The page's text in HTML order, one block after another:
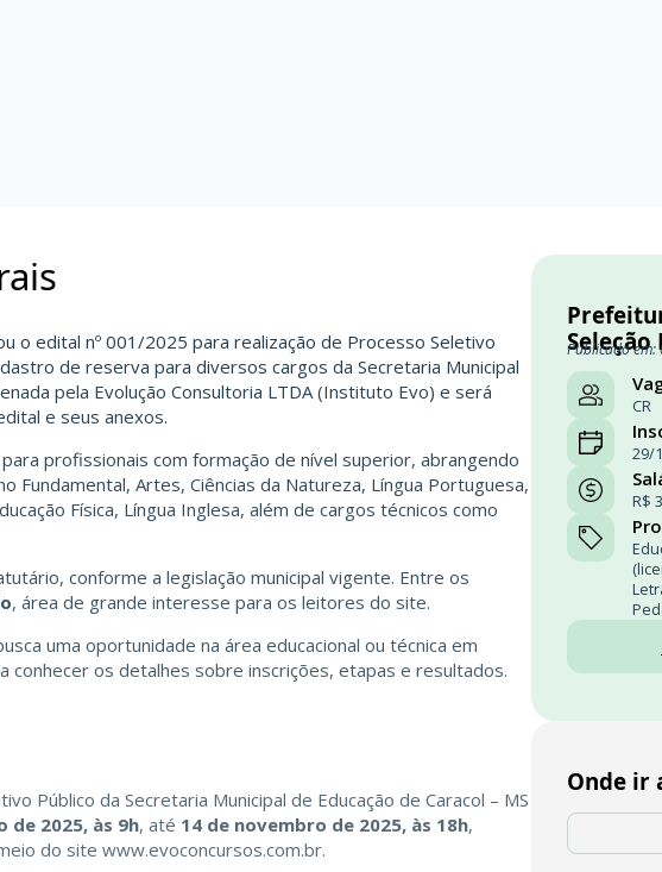
o edital nº 001/2025 para realização de Processo Seletivo
de reserva para diversos cargos da Secretaria Municipal
pela Evolução Consultoria LTDA (Instituto Evo) e será
e seus anexos.
profissionais com formação de nível superior, abrangendo
Fundamental, Artes, Ciências da Natureza, Língua Portuguesa,
Física, Língua Inglesa, além de cargos técnicos como
conforme a legislação municipal vigente. Entre os
, área de grande interesse para os leitores do site.
uma oportunidade na área educacional ou técnica em
conhecer os detalhes sobre inscrições, etapas e resultados.
Público da Secretaria Municipal de Educação de Caracol – MS
de 2025, às 9h, até 14 de novembro de 2025, às 18h,
do site www.evoconcursos.com.br.
Seleção
Publicado
CR
29/
R$
Onde ir